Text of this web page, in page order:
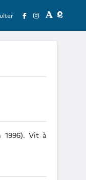
1996). Vit à